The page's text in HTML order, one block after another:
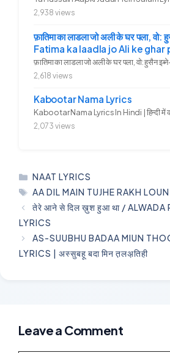
2,938 views
फ़ातिमा का लाडला जो अली के घर पला, वो:
Fatima ka laadla jo Ali ke ghar
फ़ातिमा का लाडला जो अली के घर पला, वो: हुसैन
2,618 views
Kabootar Nama Lyrics
2,073 views
CATEGORIES
NAAT LYRICS
TAGS
AA DIL MAIN TUJHE RAKH
तेरे आने से दिल ख़ुश हुआ था / ALWADA
LYRICS
AS-SUUBHU BADAA MIUN
LYRICS | अस्सुबहू बदा मिन त़लअ़तिही
Leave a Comment